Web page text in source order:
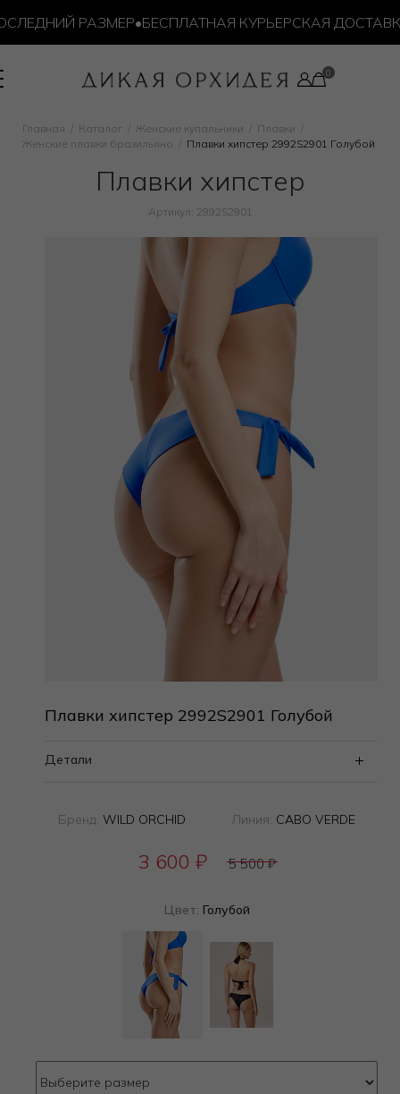
РАЗМЕР•БЕСПЛАТНАЯ КУРЬЕРСКАЯ ДОСТАВКА
Главная Каталог Женские купальники
Плавки
Женские плавки бразильяно
Плавки хипстер 2992S2901 Голубой
Плавки хипстер
Артикул: 2992S2901
Плавки хипстер 2992S2901 Голубой
Детали
Бренд:WILD ORCHID Линия: CABO VERDE
3 600 ₽ 5 500₽
Цвет: Голубой